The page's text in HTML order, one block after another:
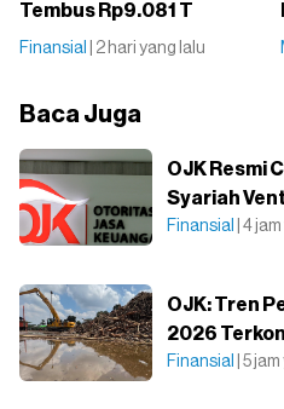
Tembus Rp9.081 T
Finansial | 2 hari yang lalu
Baca Juga
OJK Resmi
Syariah
Finansial | 4
OJK: Tren
2026
Finansial | 5